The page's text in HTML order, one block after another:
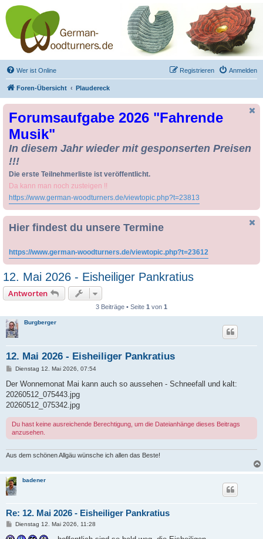
Drechseln und
Kunsthandwerk -
German-Woodturners
*Forum Sauerland*
Der Treffpunkt für Drechsler und Freunde des Kunsthandwerks
Wer ist Online Anmelden
Registrieren
Foren-Übersicht Plaudereck
Forumsaufgabe 2026 "Fahrende
Musik"
In diesem Jahr wieder mit gesponserten Preisen
!!!
Die erste Teilnehmerliste ist veröffentlicht.
Da kann man noch zusteigen !!
https://www.german-woodturners.de/viewtopic.php?t=23813
Hier findest du unsere Termine
https://www.german-woodturners.de/viewtopic.php?t=23612
12. Mai 2026 - Eisheiliger Pankratius
Antworten
3 Beiträge • Seite 1 von 1
Burgberger
12. Mai 2026 - Eisheiliger Pankratius
B
i
r
a
Dienstag 12. Mai 2026, 07:54
Der Wonnemonat Mai kann auch so aussehen - Schneefall und kalt:
20260512_075443.jpg
20260512_075342.jpg
Du hast keine ausreichende Berechtigung, um die Dateianhänge dieses Beitrags
anzusehen.
Aus dem schönen Allgäu wünsche ich allen das Beste!
badener
Re: 12. Mai 2026 - Eisheiliger Pankratius
BDienstag 12. Mai 2026, 11:28